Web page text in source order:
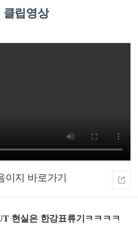
클립영상
이지
현실은 한강표류기ㅋㅋㅋㅋ